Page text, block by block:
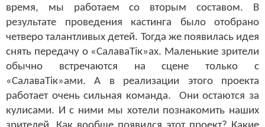
время, мы работаем со вторым составом. В
результате проведения кастинга было отобрано
четверо талантливых детей. Тогда же появилась идея
снять передачу о «СалаваTік»ах. Маленькие зрители
обычно встречаются на сцене только с
«СалаваTік»ами. А в реализации этого проекта
работает очень сильная команда. Они остаются за
кулисами. И с ними мы хотели познакомить наших